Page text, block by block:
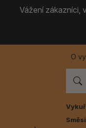
Vážení zákazníci,
O
Směsi